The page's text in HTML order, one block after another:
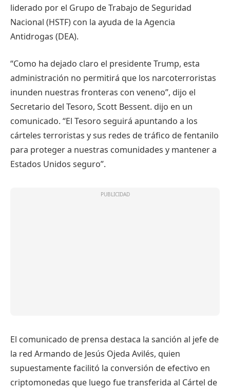
liderado por el Grupo de Trabajo de Seguridad
Nacional (HSTF) con la ayuda de la Agencia
Antidrogas (DEA).
“Como ha dejado claro el presidente Trump, esta
administración no permitirá que los narcoterroristas
inunden nuestras fronteras con veneno”, dijo el
Secretario del Tesoro, Scott Bessent. dijo en un
comunicado. “El Tesoro seguirá apuntando a los
cárteles terroristas y sus redes de tráfico de fentanilo
para proteger a nuestras comunidades y mantener a
Estados Unidos seguro”.
El comunicado de prensa destaca la sanción al jefe de
la red Armando de Jesús Ojeda Avilés, quien
supuestamente facilitó la conversión de efectivo en
criptomonedas que luego fue transferida al Cártel de